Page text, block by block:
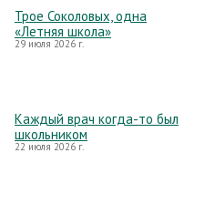
Трое Соколовых, одна
«Летняя школа»
29 июля 2026 г.
Каждый врач когда-то был
школьником
22 июля 2026 г.